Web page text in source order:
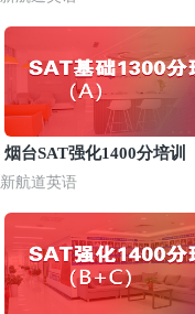
烟台SAT强化1400分培训
新航道英语